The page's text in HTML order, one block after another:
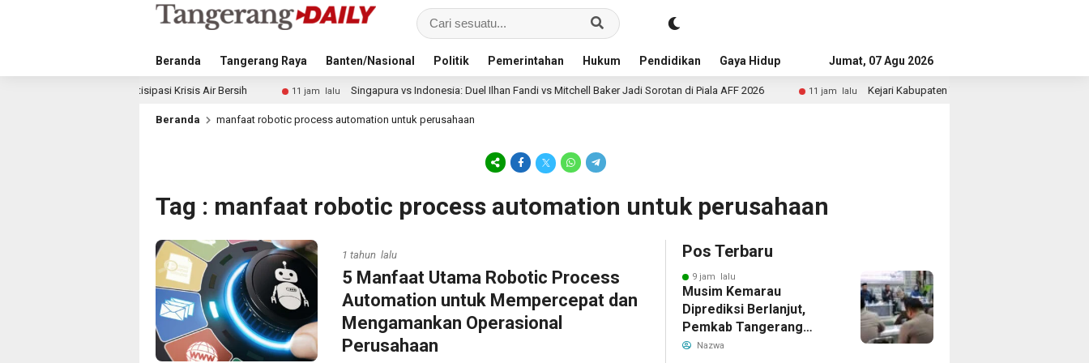
Beranda Tangerang Raya Banten/Nasional Politik Pemerintahan Hukum Pendidikan Gaya Hidup Advertorial
Jumat, 07 Agu 2026
Antisipasi Krisis Air Bersih 11 jam lalu Singapura vs Indonesia: Duel Ilhan Fandi vs Mitchell Baker Jadi Sorotan di Piala AFF 2026 11 jam lalu Kejari Kabupaten Tangerang Temukan Siswa Fiktif dalam
Beranda manfaat robotic process automation untuk perusahaan
Tag : manfaat robotic process automation untuk perusahaan
1 tahun lalu
5 Manfaat Utama Robotic Process
Automation untuk Mempercepat dan
Mengamankan Operasional
Perusahaan
Pos Terbaru
9 jam lalu
Musim Kemarau
Diprediksi Berlanjut,
Pemkab Tangerang
Siapkan Langkah
Nazwa